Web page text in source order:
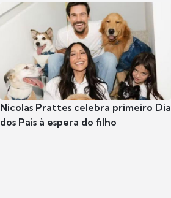
Nicolas Prattes celebra primeiro Dia
dos Pais à espera do filho